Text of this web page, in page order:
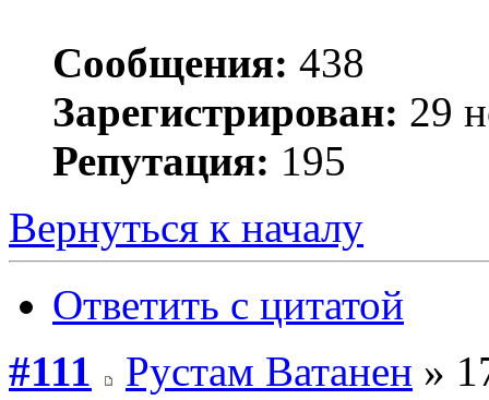
Сообщения: 438
Зарегистрирован: 29
Репутация: 195
Вернуться к началу
Ответить с цитатой
#111
Рустам Ватанен »